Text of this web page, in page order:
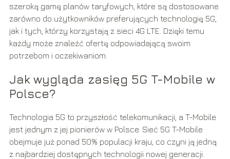
szeroką gamę planów taryfowych, które są dostosowane
zarówno do użytkowników preferujących technologię 5G,
jak i tych, którzy korzystają z sieci 4G LTE. Dzięki temu
każdy może znaleźć ofertę odpowiadającą swoim
potrzebom i oczekiwaniom.
Jak wygląda zasięg 5G T-Mobile w
Polsce?
Technologia 5G to przyszłość telekomunikacji, a T-Mobile
jest jednym z jej pionierów w Polsce. Sieć 5G T-Mobile
obejmuje już ponad 50% populacji kraju, co czyni ją jedną
z najbardziej dostępnych technologii nowej generacji.